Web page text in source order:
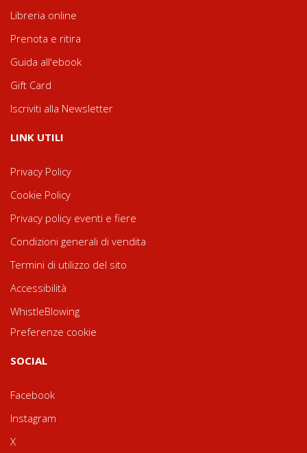
Libreria online
Prenota e ritira
Guida all'ebook
Gift Card
Iscriviti alla Newsletter
LINK UTILI
Privacy Policy
Cookie Policy
Privacy policy eventi e fiere
Condizioni generali di vendita
Termini di utilizzo del sito
Accessibilità
WhistleBlowing
Preferenze cookie
SOCIAL
Facebook
Instagram
X